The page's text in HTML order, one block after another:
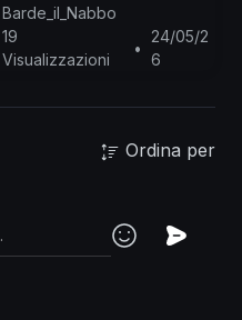
Barde_il_Nabbo
19
Visualizzazioni
•
24/05/2
6
Ordina per